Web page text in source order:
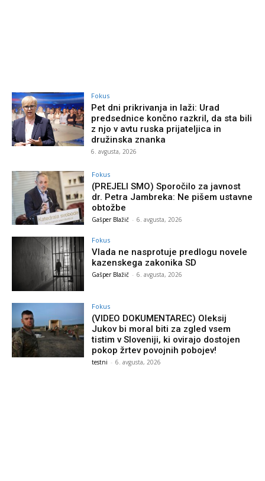
Fokus
Pet dni prikrivanja in laži: Urad
predsednice končno razkril, da sta bili
z njo v avtu ruska prijateljica in
družinska znanka
6. avgusta, 2026
Fokus
(PREJELI SMO) Sporočilo za javnost
dr. Petra Jambreka: Ne pišem ustavne
obtožbe
Gašper Blažič - 6. avgusta, 2026
Fokus
Vlada ne nasprotuje predlogu novele
kazenskega zakonika SD
Gašper Blažič - 6. avgusta, 2026
Fokus
(VIDEO DOKUMENTAREC) Oleksij
Jukov bi moral biti za zgled vsem
tistim v Sloveniji, ki ovirajo dostojen
pokop žrtev povojnih pobojev!
testni - 6. avgusta, 2026